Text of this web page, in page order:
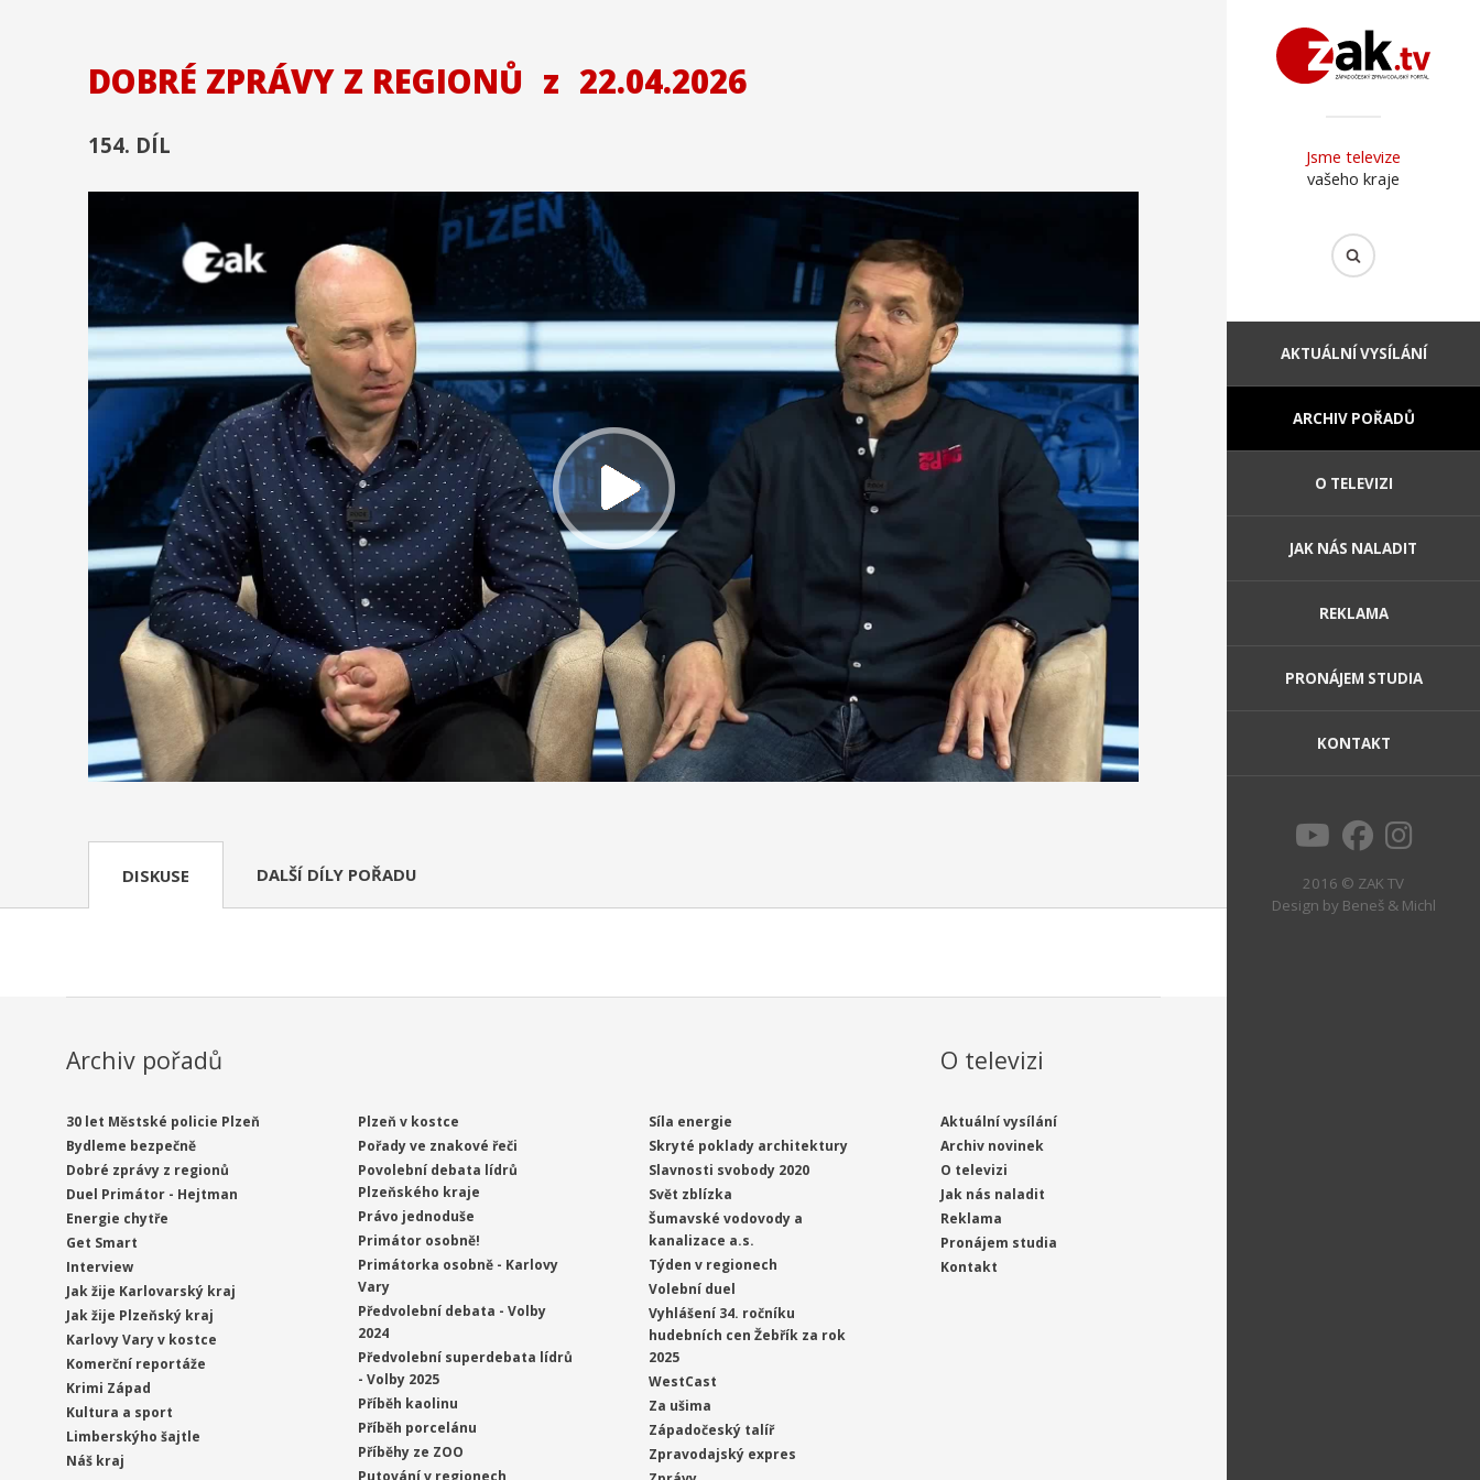
Jsme televize
vašeho kraje
AKTUÁLNÍ VYSÍLÁNÍ
ARCHIV POŘADŮ
O TELEVIZI
JAK NÁS NALADIT
REKLAMA
PRONÁJEM STUDIA
KONTAKT
2016 © ZAK TV
Design by Beneš & Michl
DOBRÉ ZPRÁVY Z REGIONŮ z 22.04.2026
154. DÍL
DISKUSE DALŠÍ DÍLY POŘADU
Archiv pořadů
30 let Městské policie Plzeň
Bydleme bezpečně
Dobré zprávy z regionů
Duel Primátor - Hejtman
Energie chytře
Get Smart
Interview
Jak žije Karlovarský kraj
Jak žije Plzeňský kraj
Karlovy Vary v kostce
Komerční reportáže
Krimi Západ
Kultura a sport
Limberskýho šajtle
Náš kraj
Plzeň v kostce
Pořady ve znakové řeči
Povolební debata lídrů
Plzeňského kraje
Právo jednoduše
Primátor osobně!
Primátorka osobně - Karlovy
Vary
Předvolební debata - Volby
2024
Předvolební superdebata lídrů
- Volby 2025
Příběh kaolinu
Příběh porcelánu
Příběhy ze ZOO
Síla energie
Skryté poklady architektury
Slavnosti svobody 2020
Svět zblízka
Šumavské vodovody a
kanalizace a.s.
Týden v regionech
Volební duel
Vyhlášení 34. ročníku
hudebních cen Žebřík za rok
2025
WestCast
Za ušima
Západočeský talíř
Zpravodajský expres
O televizi
Aktuální vysílání
Archiv novinek
O televizi
Jak nás naladit
Reklama
Pronájem studia
Kontakt